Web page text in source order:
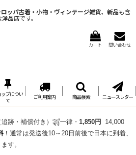
ッパ古着・小物・ヴィンテージ雑貨、新品も含
洋品店です。
カート 問い合わせ
ップについ
て
ご利用案内 商品検索 ニュースレター
跡・補償付き） 一律・ 1,850円 14,000
！通常は発送後10～20日前後で日本に到着、
す。